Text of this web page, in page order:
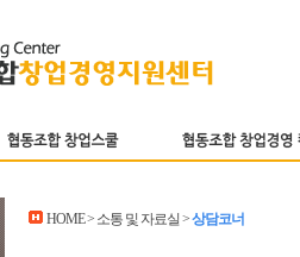
HOME > 소통 및 자료실 >상담코너